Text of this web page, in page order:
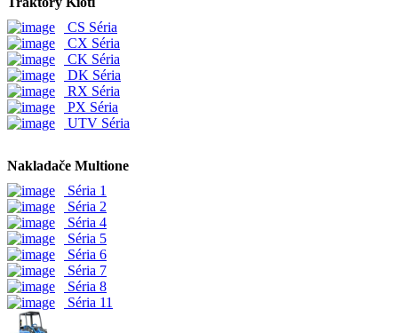
CS Séria
CX Séria
CK Séria
DK Séria
RX Séria
PX Séria
UTV Séria
Nakladače Multione
Séria 1
Séria 2
Séria 4
Séria 5
Séria 6
Séria 7
Séria 8
Séria 11